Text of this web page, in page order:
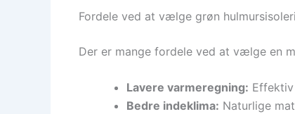
Fordele ved at vælge grøn
Der er mange fordele ved at vælge en
Lavere varmeregning:
Bedre indeklima: Naturlige